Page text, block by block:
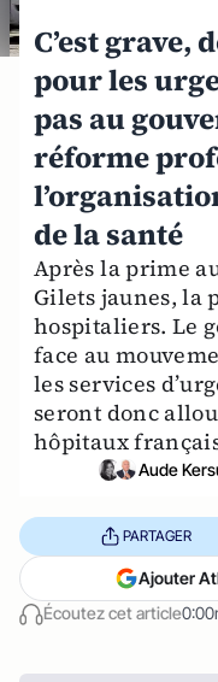
C’est grave,
pour les
pas au
réforme
de la santé
Après la prime
Gilets jaunes, la
hospitaliers. Le
face au
les services
seront donc
hôpitaux
Aude
Écoutez cet article
PARTAGER
Ajouter